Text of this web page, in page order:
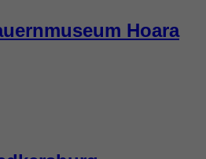
Hoara